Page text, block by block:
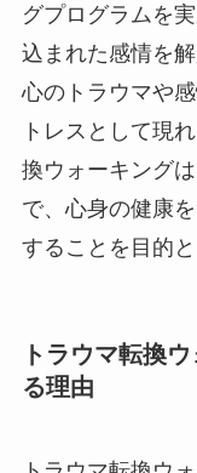
グプログラムを
込まれた感情を
心のトラウマや
トレスとして現
換ウォーキング
で、心身の健康
することを目的と
トラウマ転換
る理由